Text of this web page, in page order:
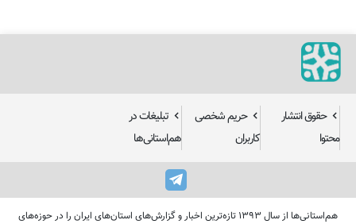
حقوق انتشار
محتوا
حریم شخصی
کاربران
تبلیغات در
هم‌استانی‌ها
هم‌استانی‌ها از سال ۱۳۹۳ تازه‌ترین اخبار و گزارش‌های استان‌های ایران را در حوزه‌های